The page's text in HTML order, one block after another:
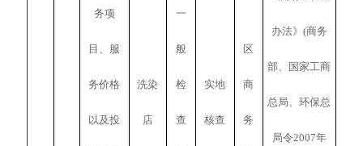
务项
目、服
务价格
以及投
洗染
店
一
般
检
查
实地
核查
区
商
务
办法》(商务
部、国家工商
总局、环保总
局令2007年